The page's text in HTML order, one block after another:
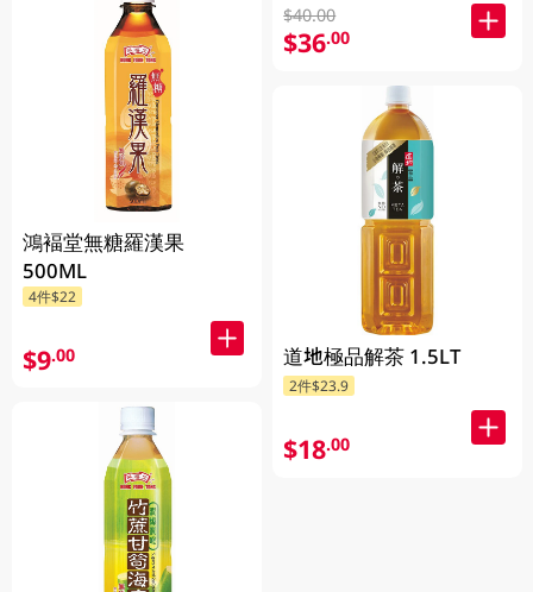
鴻褔堂無糖羅漢果
500ML
4件$22
$9.00
$40.00
$36.00
道地極品解茶 1.5LT
2件$23.9
$18.00